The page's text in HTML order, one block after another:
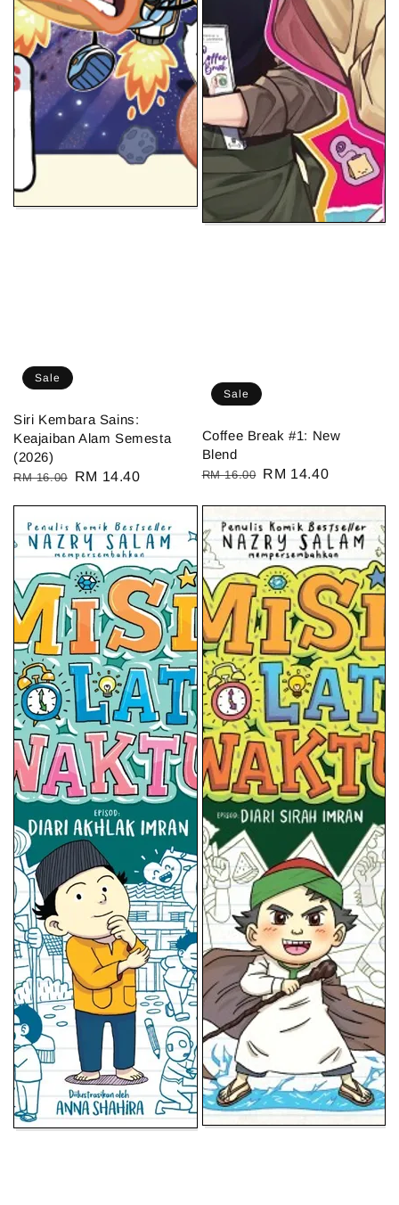
Sale
Siri Kembara Sains:
Keajaiban Alam Semesta
(2026)
Regular
RM 16.00
Sale
RM 14.40
Sale
Coffee Break #1: New
Blend
Regular
RM 16.00 Sale
RM 14.40